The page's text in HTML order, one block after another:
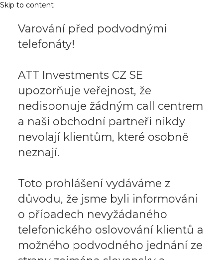
Skip to content
Varování před podvodnými
telefonáty!
ATT Investments CZ SE
upozorňuje veřejnost, že
nedisponuje žádným call centrem
a naši obchodní partneři nikdy
nevolají klientům, které osobně
neznají.
Toto prohlášení vydáváme z
důvodu, že jsme byli informováni
o případech nevyžádaného
telefonického oslovování klientů a
možného podvodného jednání ze